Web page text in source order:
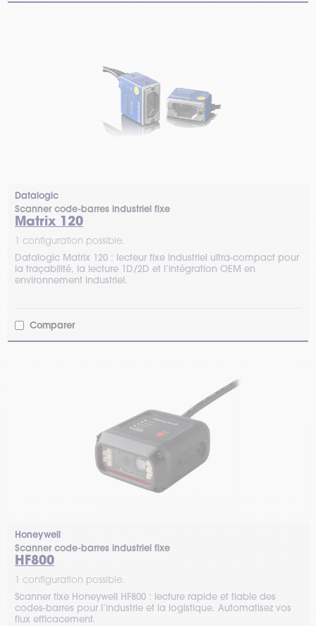
Datalogic
Scanner code-barres industriel fixe
Matrix 120
1 configuration possible.
Datalogic Matrix 120 : lecteur fixe industriel ultra-compact pour
la traçabilité, la lecture 1D/2D et l’intégration OEM en
environnement industriel.
Comparer
Honeywell
Scanner code-barres industriel fixe
HF800
1 configuration possible.
Scanner fixe Honeywell HF800 : lecture rapide et fiable des
codes-barres pour l’industrie et la logistique. Automatisez vos
flux efficacement.